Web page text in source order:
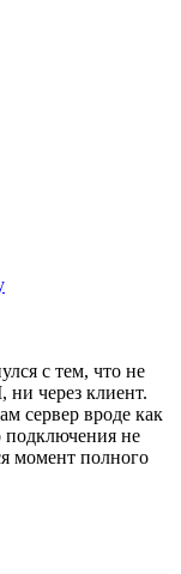
с тем, что не
ни через клиент.
сервер вроде как
подключения не
момент полного